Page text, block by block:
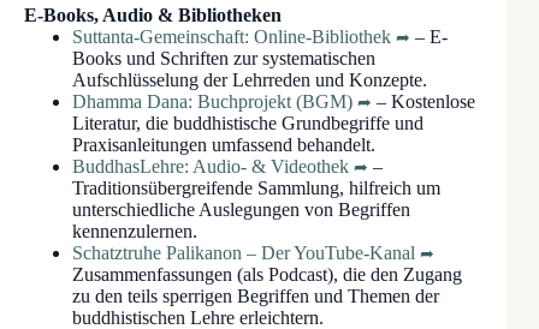
E-Books, Audio & Bibliotheken
Suttanta-Gemeinschaft: Online-Bibliothek
– E-
Books und Schriften zur systematischen
Aufschlüsselung der Lehrreden und Konzepte.
Dhamma Dana: Buchprojekt (BGM)
– Kostenlose
Literatur, die buddhistische Grundbegriffe und
Praxisanleitungen umfassend behandelt.
BuddhasLehre: Audio- & Videothek
–
Traditionsübergreifende Sammlung, hilfreich um
unterschiedliche Auslegungen von Begriffen
kennenzulernen.
Schatztruhe Palikanon – Der YouTube-Kanal
Zusammenfassungen (als Podcast), die den Zugang
zu den teils sperrigen Begriffen und Themen der
buddhistischen Lehre erleichtern.